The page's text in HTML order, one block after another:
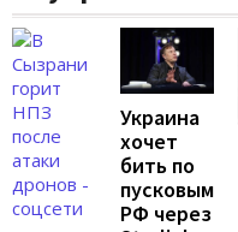
Украина
хочет
бить по
пусковым
РФ через